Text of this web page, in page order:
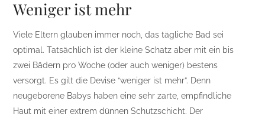
Weniger ist mehr
Viele Eltern glauben immer noch, das tägliche Bad sei
optimal. Tatsächlich ist der kleine Schatz aber mit ein bis
zwei Bädern pro Woche (oder auch weniger) bestens
versorgt. Es gilt die Devise “weniger ist mehr”. Denn
neugeborene Babys haben eine sehr zarte, empfindliche
Haut mit einer extrem dünnen Schutzschicht. Der